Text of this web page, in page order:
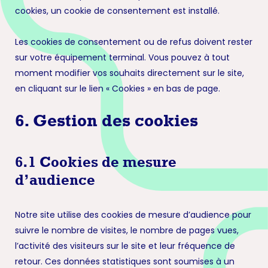
cookies, un cookie de consentement est installé.
Les cookies de consentement ou de refus doivent rester
sur votre équipement terminal. Vous pouvez à tout
moment modifier vos souhaits directement sur le site,
en cliquant sur le lien « Cookies » en bas de page.
6. Gestion des cookies
6.1 Cookies de mesure
d’audience
Notre site utilise des cookies de mesure d’audience pour
suivre le nombre de visites, le nombre de pages vues,
l’activité des visiteurs sur le site et leur fréquence de
retour. Ces données statistiques sont soumises à un